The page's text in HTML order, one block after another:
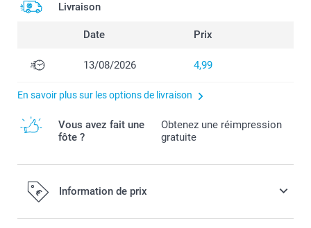
Livraison
Date Prix
13/08/2026 4,99
En savoir plus sur les options de livraison
Vous avez fait une
fôte ?
Obtenez une réimpression
gratuite
Information de prix